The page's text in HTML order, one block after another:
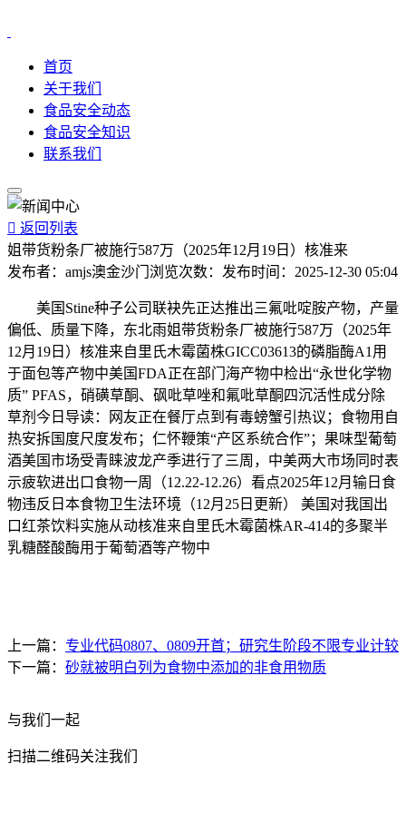
首页
关于我们
食品安全动态
食品安全知识
联系我们
 返回列表
姐带货粉条厂被施行587万（2025年12月19日）核准来
发布者： amjs澳金沙门 浏览次数： 发布时间： 2025-12-30 05:04
美国Stine种子公司联袂先正达推出三氟吡啶胺产物，产量
偏低、质量下降，东北雨姐带货粉条厂被施行587万（2025年
12月19日）核准来自里氏木霉菌株GICC03613的磷脂酶A1用
于面包等产物中美国FDA正在部门海产物中检出“永世化学物
质” PFAS，硝磺草酮、砜吡草唑和氟吡草酮四沉活性成分除
草剂今日导读：网友正在餐厅点到有毒螃蟹引热议；食物用自
热安拆国度尺度发布；仁怀鞭策“产区系统合作”；果味型葡萄
酒美国市场受青睐波龙产季进行了三周，中美两大市场同时表
示疲软进出口食物一周（12.22-12.26）看点2025年12月输日食
物违反日本食物卫生法环境（12月25日更新） 美国对我国出
口红茶饮料实施从动核准来自里氏木霉菌株AR-414的多聚半
乳糖醛酸酶用于葡萄酒等产物中
上一篇： 专业代码0807、0809开首；研究生阶段不限专业计较
下一篇： 砂就被明白列为食物中添加的非食用物质
与我们一起
扫描二维码关注我们